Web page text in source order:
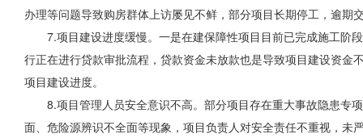
办理等问题导致购房群体上访屡见不鲜，部分项目长期停工，逾期
7.项目建设进度缓慢。一是在建保障性项目目前已完成施工阶
行正在进行贷款审批流程，贷款资金未放款也是导致项目建设资
项目建设进度。
8.项目管理人员安全意识不高。部分项目存在重大事故隐患专
面、危险源辨识不全面等现象 ，项目负责人对安全责任不重视，未